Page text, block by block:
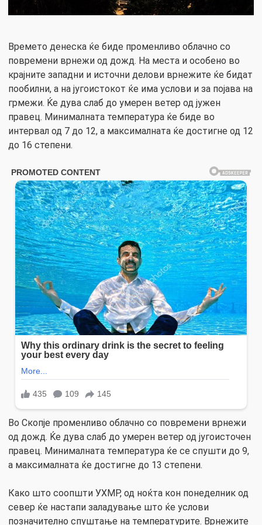
Времето денеска ќе биде променливо облачно со
повремени врнежи од дожд. На места и особено во
крајните западни и источни делови врнежите ќе бидат
пообилни, а на југоистокот ќе има услови и за појава на
грмежи. Ќе дува слаб до умерен ветер од јужен
правец. Минималната температура ќе биде во
интервал од 7 до 12, а максималната ќе достигне од 12
до 16 степени.
Во Скопје променливо облачно со повремени врнежи
од дожд. Ќе дува слаб до умерен ветер од југоисточен
правец. Минималната температура ќе се спушти до 9,
а максималната ќе достигне до 13 степени.
Како што соопшти УХМР, од ноќта кон понеделник од
север ќе настапи заладување што ќе услови
позначително спуштање на температурите. Врнежите